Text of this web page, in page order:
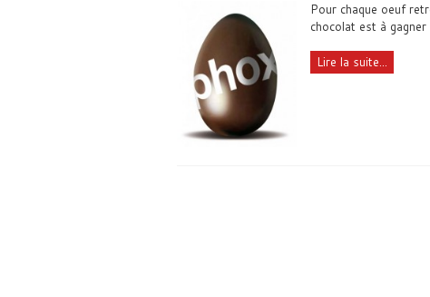
Pour chaque oeuf
chocolat est à gagner
Lire la suite...